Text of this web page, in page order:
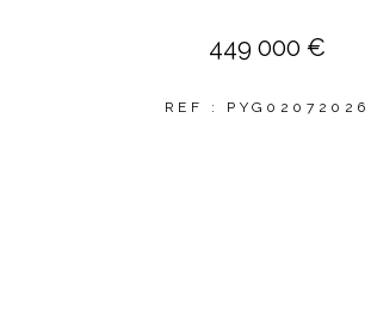
449 000 €
REF : PYG02072026